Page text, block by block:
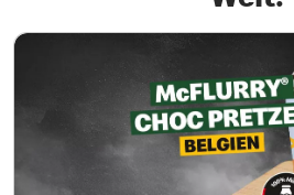
Süße
Welt!